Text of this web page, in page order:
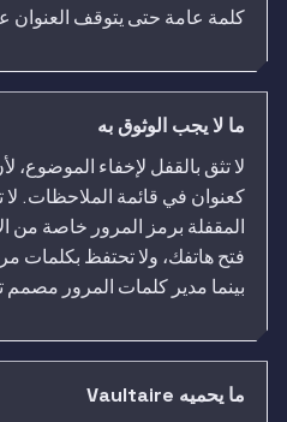
كلمة عامة حتى يتوقف العنوان
ما لا يجب الوثوق به
لا تثق بالقفل لإخفاء الموضوع،
كعنوان في قائمة الملاحظات.
المقفلة برمز المرور خاصة من
بينما مدير كلمات المرور مصمم
ما يحميه Vaultaire